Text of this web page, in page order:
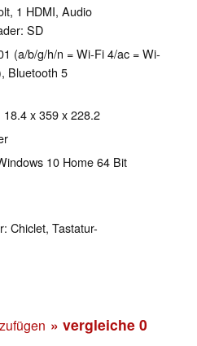
1 HDMI, Audio
SD
(a/b/g/h/n = Wi-Fi 4/ac = Wi-
Bluetooth 5
x 359 x 228.2
10 Home 64 Bit
Chiclet, Tastatur-
» vergleiche 0